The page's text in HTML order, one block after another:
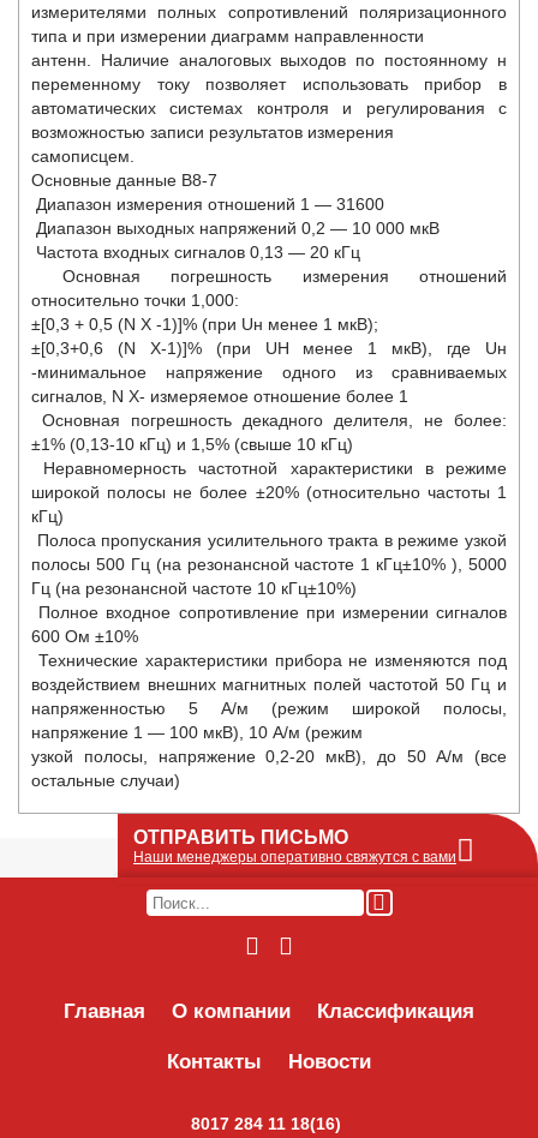
измерителями полных сопротивлений поляризационного
типа и при измерении диаграмм направленности
антенн. Наличие аналоговых выходов по постоянному н
переменному току позволяет использовать прибор в
автоматических системах контроля и регулирования с
возможностью записи результатов измерения
самописцем.
Основные данные В8-7
Диапазон измерения отношений 1 — 31600
Диапазон выходных напряжений 0,2 — 10 000 мкВ
Частота входных сигналов 0,13 — 20 кГц
Основная погрешность измерения отношений
относительно точки 1,000:
±[0,3 + 0,5 (N Х -1)]% (при Uн менее 1 мкВ);
±[0,3+0,6 (N Х-1)]% (при UH менее 1 мкВ), где Uн
-минимальное напряжение одного из сравниваемых
сигналов, N Х- измеряемое отношение более 1
Основная погрешность декадного делителя, не более:
±1% (0,13-10 кГц) и 1,5% (свыше 10 кГц)
Неравномерность частотной характеристики в режиме
широкой полосы не более ±20% (относительно частоты 1
кГц)
Полоса пропускания усилительного тракта в режиме узкой
полосы 500 Гц (на резонансной частоте 1 кГц±10% ), 5000
Гц (на резонансной частоте 10 кГц±10%)
Полное входное сопротивление при измерении сигналов
600 Ом ±10%
Технические характеристики прибора не изменяются под
воздействием внешних магнитных полей частотой 50 Гц и
напряженностью 5 А/м (режим широкой полосы,
напряжение 1 — 100 мкВ), 10 А/м (режим
узкой полосы, напряжение 0,2-20 мкВ), до 50 А/м (все
остальные случаи)
Главная О компании Классификация
Контакты Новости
8017 284 11 18(16)
ОТПРАВИТЬ ПИСЬМО
Наши менеджеры оперативно свяжутся с вами
Оставьте Ваше сообщение или запрос по
его получим по e-mail и оперативно ответим!